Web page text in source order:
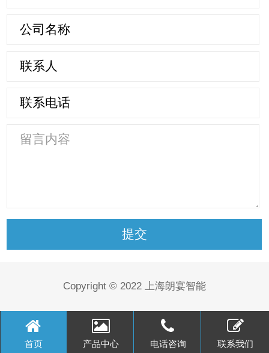
Copyright © 2022 上海朗宴智能
首页 产品中心 电话咨询 联系我们